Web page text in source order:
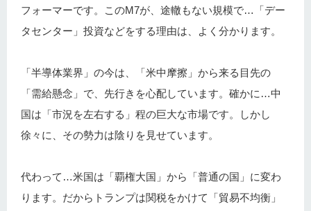
フォーマーです。このM7が、途轍もない規模で…「デー
タセンター」投資などをする理由は、よく分かります。
「半導体業界」の今は、「米中摩擦」から来る目先の
「需給懸念」で、先行きを心配しています。確かに…中
国は「市況を左右する」程の巨大な市場です。しかし
徐々に、その勢力は陰りを見せています。
代わって…米国は「覇権大国」から「普通の国」に変わ
ります。だからトランプは関税をかけて「貿易不均衡」